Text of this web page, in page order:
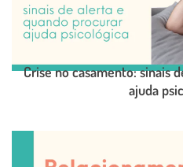
LEIA O
Crise no casamento: sinais
ajuda